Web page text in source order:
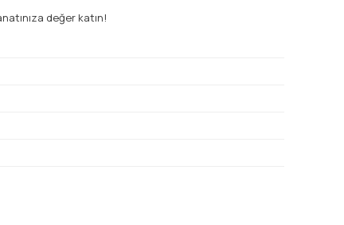
değer katın!